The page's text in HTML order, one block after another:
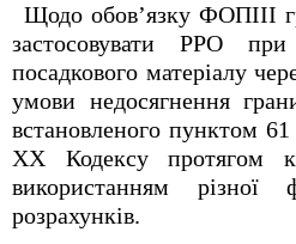
Щодо обов’язку ФОПІІІ
застосовувати РРО
посадкового матеріалу
умови недосягнення
встановленого пунктом 61
ХХ Кодексу протягом
використанням різної
розрахунків.